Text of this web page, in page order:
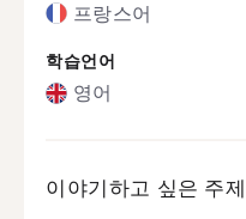
프랑스어
학습언어
영어
이야기하고 싶은 주제